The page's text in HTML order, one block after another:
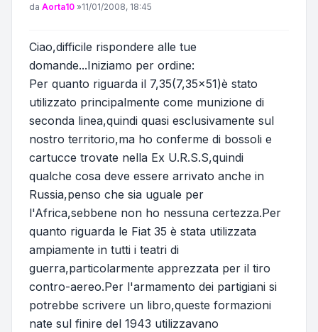
Messaggio
da Aorta10 »11/01/2008, 18:45
Ciao,difficile rispondere alle tue
domande...Iniziamo per ordine:
Per quanto riguarda il 7,35(7,35x51)è stato
utilizzato principalmente come munizione di
seconda linea,quindi quasi esclusivamente sul
nostro territorio,ma ho conferme di bossoli e
cartucce trovate nella Ex U.R.S.S,quindi
qualche cosa deve essere arrivato anche in
Russia,penso che sia uguale per
l'Africa,sebbene non ho nessuna certezza.Per
quanto riguarda le Fiat 35 è stata utilizzata
ampiamente in tutti i teatri di
guerra,particolarmente apprezzata per il tiro
contro-aereo.Per l'armamento dei partigiani si
potrebbe scrivere un libro,queste formazioni
nate sul finire del 1943 utilizzavano